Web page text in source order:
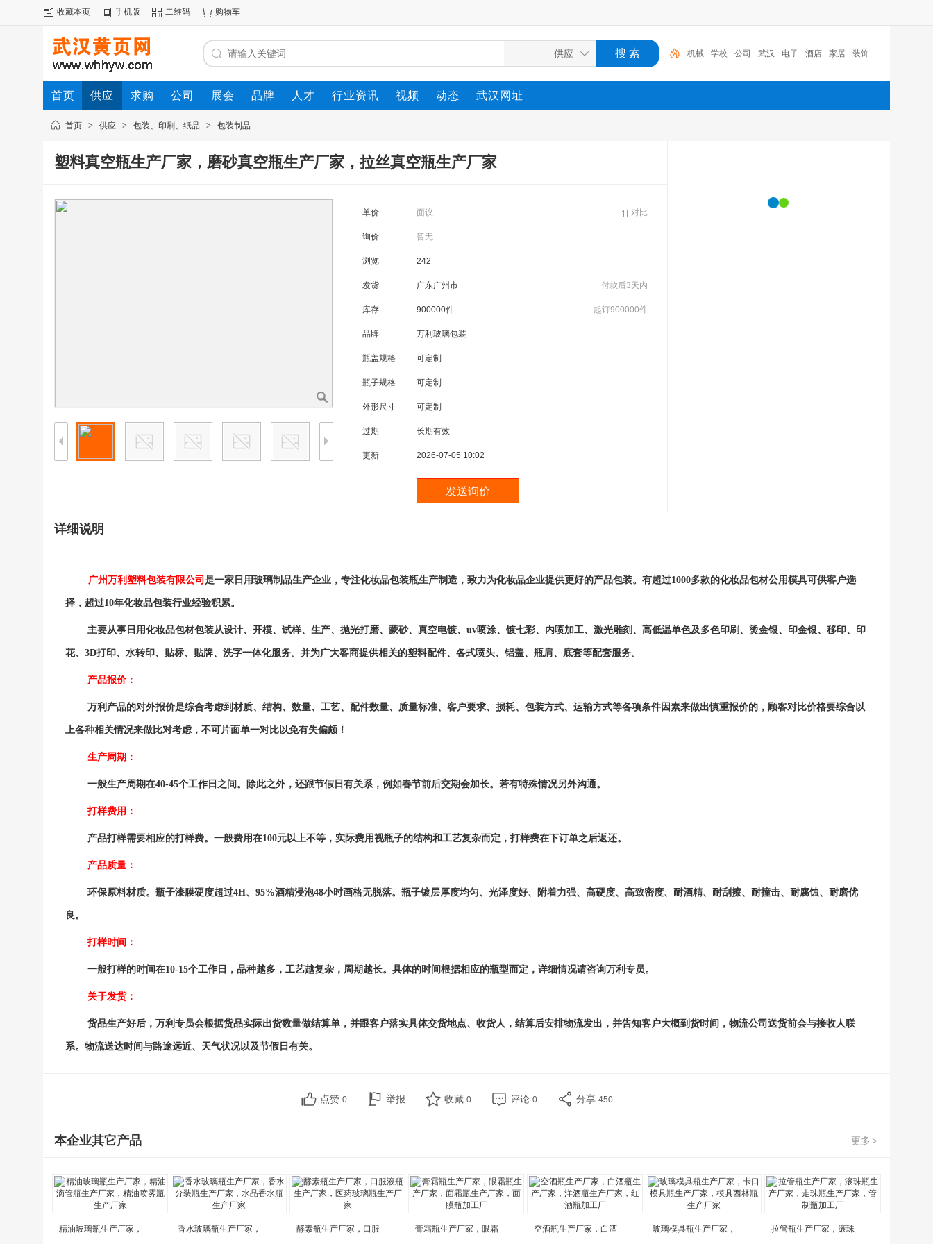
收藏本页 手机版 二维码 购物车
机械 学校 公司 武汉 电子 酒店 家居 装饰
建筑 设计
首页 供应 求购 公司 展会 品牌 人才 行业资讯 视频 动态 武汉网址
首页 > 供应 > 包装、印刷、纸品 > 包装制品
塑料真空瓶生产厂家，磨砂真空瓶生产厂家，拉丝真空瓶生产厂家
单价 面议 对比
询价 暂无
浏览 242
发货 广东广州市 付款后3天内
库存 900000件 起订900000件
品牌 万利玻璃包装
瓶盖规格 可定制
瓶子规格 可定制
外形尺寸 可定制
过期 长期有效
更新 2026-07-05 10:02
详细说明
广州万利塑料包装有限公司 是一家日用玻璃制品生产企业，专注化妆品包装瓶生产制造，致力为化妆品企业提供更好的产品包装。有超过1000多款的化妆品包材公用模具可供客户选
择，超过10年化妆品包装行业经验积累。
主要从事日用化妆品包材包装从设计、开模、试样、生产、抛光打磨、蒙砂、真空电镀、uv喷涂、镀七彩、内喷加工、激光雕刻、高低温单色及多色印刷、烫金银、印金银、 移印、 印
花、3D打印、水转印、贴标、贴牌、洗字一体化服务。并为广大客商提供相关的塑料配件、各式喷头、铝盖、瓶肩、底套等配套服务。
产品报价：
万利产品的对外报价是综合考虑到材质、结构、数量、工艺、配件数量、质量标准、客户要求、损耗、包装方式、运输方式等各项条件因素来做出慎重报价的，顾客对比价格要综合以
上各种相关情况来做比对考虑，不可片面单一对比以免有失偏颇！
生产周期：
一般生产周期在40-45个工作日之间。除此之外，还跟节假日有关系，例如春节前后交期会加长。若有特殊情况另外沟通。
打样费用：
产品打样需要相应的打样费。一般费用在100元以上不等，实际费用视瓶子的结构和工艺复杂而定，打样费在下订单之后返还。
产品质量：
环保原料材质。瓶子漆膜硬度超过4H、95%酒精浸泡48小时画格无脱落。瓶子镀层厚度均匀、光泽度好、附着力强、高硬度、高致密度、耐酒精、耐刮擦、耐撞击、耐腐蚀、耐磨优
良。
打样时间：
一般打样的时间在10-15个工作日，品种越多，工艺越复杂，周期越长。具体的时间根据相应的瓶型而定，详细情况请咨询万利专员。
关于发货：
货品生产好后，万利专员会根据货品实际出货数量做结算单，并跟客户落实具体交货地点、收货人，结算后安排物流发出，并告知客户大概到货时间，物流公司送货前会与接收人联
系。物流送达时间与路途远近、天气状况以及节假日有关。
点赞 0 举报 收藏 0 评论 0 分享 450
更多 >
本企业其它产品
精油玻璃瓶生产厂家， 香水玻璃瓶生产厂家， 酵素瓶生产厂家，口服 膏霜瓶生产厂家，眼霜 空酒瓶生产厂家，白酒 玻璃模具瓶生产厂家， 拉管瓶生产厂家，滚珠